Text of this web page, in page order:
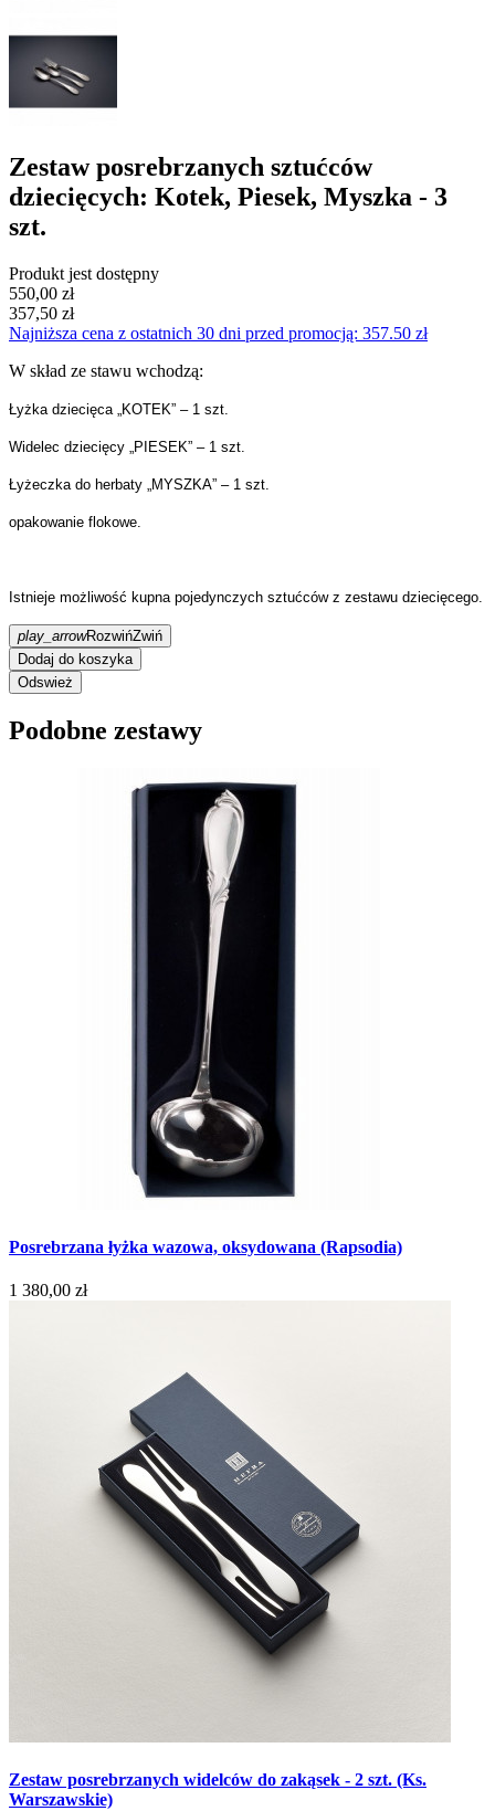
Zestaw posrebrzanych sztućców
dziecięcych: Kotek, Piesek, Myszka - 3
szt.
Produkt jest dostępny
550,00 zł
357,50 zł
Najniższa cena z ostatnich 30 dni przed promocją: 357.50 zł
W skład ze stawu wchodzą:
Łyżka dziecięca „KOTEK” – 1 szt.
Widelec dziecięcy „PIESEK” – 1 szt.
Łyżeczka do herbaty „MYSZKA” – 1 szt.
opakowanie flokowe.
Istnieje możliwość kupna pojedynczych sztućców z zestawu dziecięcego.
play_arrowRozwińZwiń
Dodaj do koszyka
Podobne zestawy
Posrebrzana łyżka wazowa, oksydowana (Rapsodia)
1 380,00 zł
Zestaw posrebrzanych widelców do zakąsek - 2 szt. (Ks.
Warszawskie)